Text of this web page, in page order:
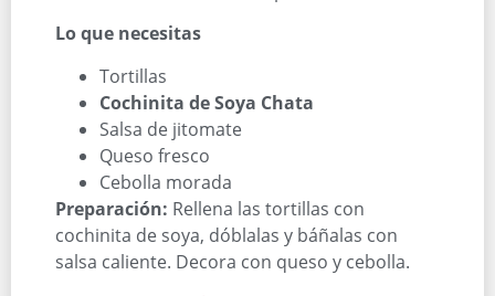
Lo que necesitas
Tortillas
Cochinita de Soya Chata
Salsa de jitomate
Queso fresco
Cebolla morada
Preparación: Rellena las tortillas con
cochinita de soya, dóblalas y báñalas con
salsa caliente. Decora con queso y cebolla.